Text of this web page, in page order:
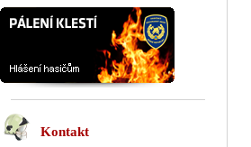
Kontakt